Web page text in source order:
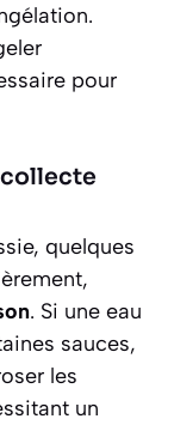
pour
collecte
quelques
. Si une eau
sauces,
les
un